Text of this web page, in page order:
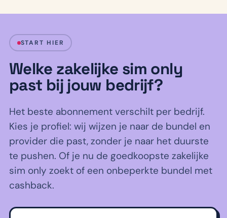
START HIER
Welke zakelijke sim only
past bij jouw bedrijf?
Het beste abonnement verschilt per bedrijf.
Kies je profiel: wij wijzen je naar de bundel en
provider die past, zonder je naar het duurste
te pushen. Of je nu de goedkoopste zakelijke
sim only zoekt of een onbeperkte bundel met
cashback.